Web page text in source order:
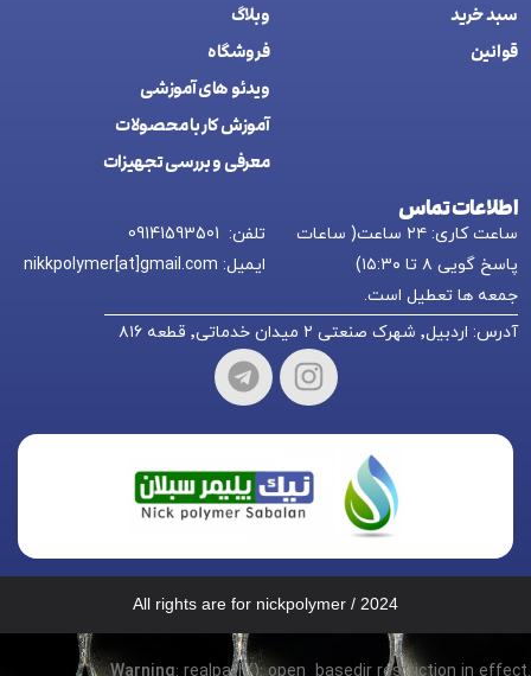
سبد خرید
قوانین
وبلاگ
فروشگاه
ويدئو های آموزشی
آموزش کار با محصولات
معرفی و بررسی تجهیزات
اطلاعات تماس
ساعت کاری: ۲۴ ساعت( ساعات
پاسخ گویی ۸ تا ۱۵:۳۰)
جمعه ها تعطیل است.
تلفن: 09141593501
ایمیل: nikkpolymer[at]gmail.com
آدرس: اردبیل٬ شهرک صنعتی ۲ میدان خدماتی٬ قطعه ۸۱۶
All rights are for nickpolymer / 2024